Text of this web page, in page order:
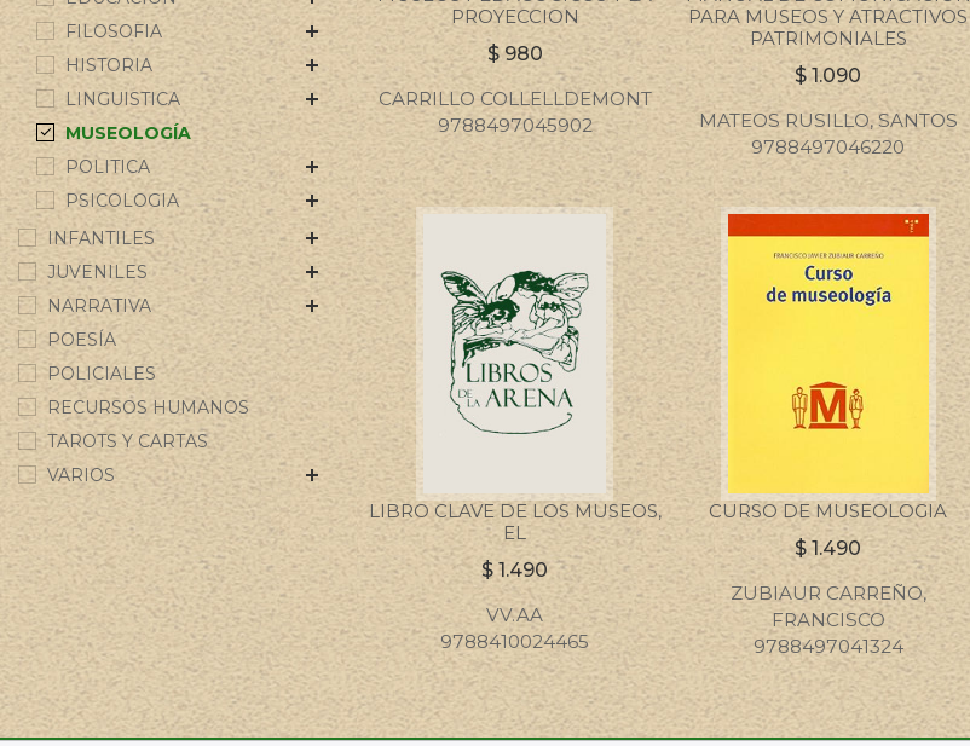
FILOSOFIA
HISTORIA
LINGUISTICA
MUSEOLOGÍA
POLITICA
PSICOLOGIA
INFANTILES
JUVENILES
NARRATIVA
POESÍA
POLICIALES
RECURSOS HUMANOS
TAROTS Y CARTAS
VARIOS
PROYECCION
$980
CARRILLO COLLELLDEMONT
9788497045902
PARA MUSEOS Y ATRACTIVOS
PATRIMONIALES
$1.090
MATEOS RUSILLO, SANTOS
9788497046220
LIBRO CLAVE DE LOS MUSEOS,
EL
$1.490
VV.AA
9788410024465
CURSO DE MUSEOLOGIA
$1.490
ZUBIAUR CARREÑO,
FRANCISCO
9788497041324